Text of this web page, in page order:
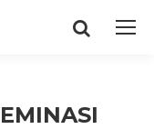
Search: